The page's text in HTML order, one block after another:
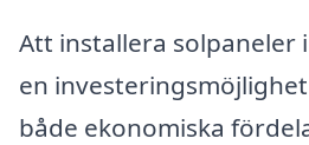
Att installera solpaneler
en
både ekonomiska